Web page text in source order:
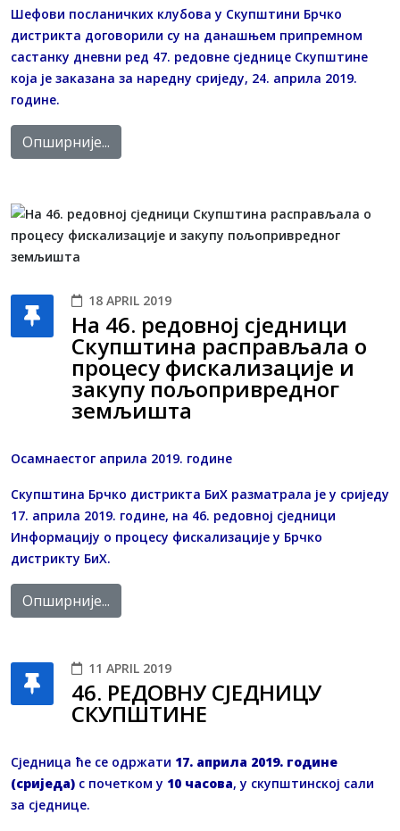
Шефови посланичких клубова у Скупштини Брчко
дистрикта договорили су на данашњем припремном
састанку дневни ред 47. редовне сједнице Скупштине
која је заказана за наредну сриједу, 24. априла 2019.
године.
Опширније...
18 APRIL 2019
На 46. редовној сједници
Скупштина расправљала о
процесу фискализације и
закупу пољопривредног
земљишта
Осамнаестог априла 2019. године
Скупштина Брчко дистрикта БиХ разматрала је у сриједу
17. априла 2019. године, на 46. редовној сједници
Информацију о процесу фискализације у Брчко
дистрикту БиХ.
Опширније...
11 APRIL 2019
46. РЕДОВНУ СЈЕДНИЦУ
СКУПШТИНЕ
Сједница ће се одржати 17. априла 2019. године
(сриједа) с почетком у 10 часова, у скупштинској сали
за сједнице.